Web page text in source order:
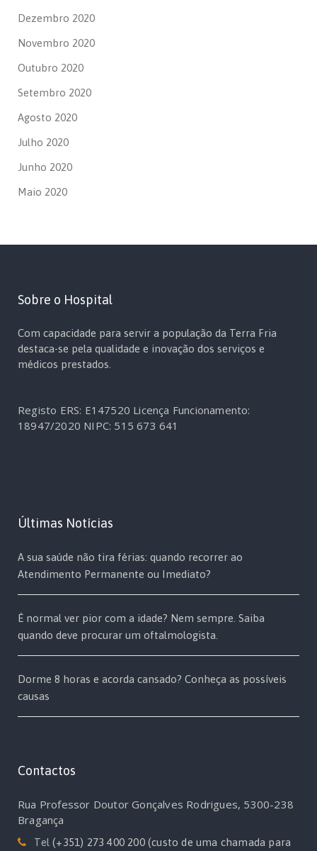
Dezembro 2020
Novembro 2020
Outubro 2020
Setembro 2020
Agosto 2020
Julho 2020
Junho 2020
Maio 2020
Sobre o Hospital
Com capacidade para servir a população da Terra Fria
destaca-se pela qualidade e inovação dos serviços e
médicos prestados.
Registo ERS: E147520 Licença Funcionamento:
18947/2020 NIPC: 515 673 641
Últimas Notícias
A sua saúde não tira férias: quando recorrer ao
Atendimento Permanente ou Imediato?
É normal ver pior com a idade? Nem sempre. Saiba
quando deve procurar um oftalmologista.
Dorme 8 horas e acorda cansado? Conheça as possíveis
causas
Contactos
Rua Professor Doutor Gonçalves Rodrigues, 5300-238
Bragança
Tel(+351) 273 400 200 (custo de uma chamada para